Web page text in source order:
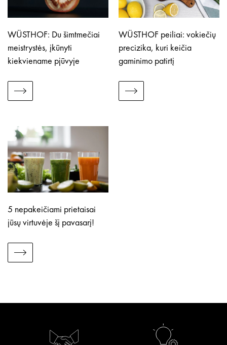
WÜSTHOF: Du šimtmečiai
meistrystės, įkūnyti
kiekviename pjūvyje
WÜSTHOF peiliai: vokiečių
precizika, kuri keičia
gaminimo patirtį
5 nepakeičiami prietaisai
jūsų virtuvėje šį pavasarį!